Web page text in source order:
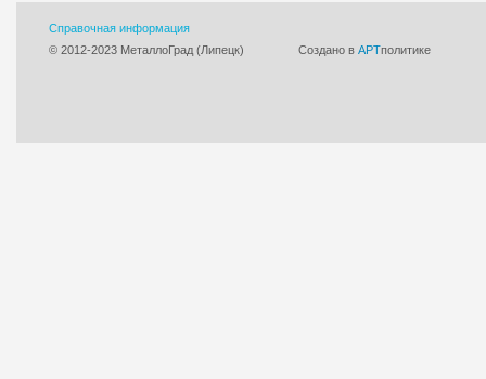
Справочная информация
Cоздано в АРТполитике
© 2012-2023 МеталлоГрад (Липецк)